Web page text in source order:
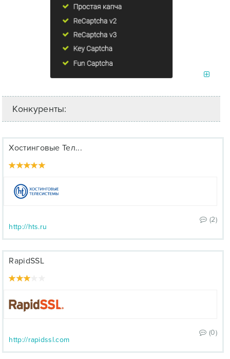
Конкуренты:
Хостинговые Тел...
(2)
http://hts.ru
RapidSSL
(0)
http://rapidssl.com